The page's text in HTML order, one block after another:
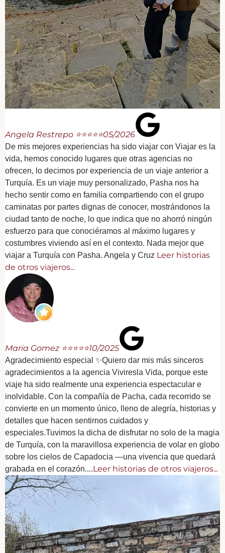
Angela Restrepo ⭐⭐⭐⭐⭐05/2026
De mis mejores experiencias ha sido viajar con Viajar es la
vida, hemos conocido lugares que otras agencias no
ofrecen, lo decimos por experiencia de un viaje anterior a
Turquía. Es un viaje muy personalizado, Pasha nos ha
hecho sentir como en familia compartiendo con el grupo
caminatas por partes dignas de conocer, mostrándonos la
ciudad tanto de noche, lo que indica que no ahorró ningún
esfuerzo para que conociéramos al máximo lugares y
costumbres viviendo así en el contexto. Nada mejor que
viajar a Turquía con Pasha. Angela y Cruz Leer historias
de otros viajeros...
Maria Gomez ⭐⭐⭐⭐⭐10/2025
Agradecimiento especial ✨Quiero dar mis más sinceros
agradecimientos a la agencia Viviresla Vida, porque este
viaje ha sido realmente una experiencia espectacular e
inolvidable. Con la compañía de Pacha, cada recorrido se
convierte en un momento único, lleno de alegría, historias y
detalles que hacen sentirnos cuidados y
especiales.Tuvimos la dicha de disfrutar no solo de la magia
de Turquía, con la maravillosa experiencia de volar en globo
sobre los cielos de Capadocia —una vivencia que quedará
grabada en el corazón....Leer historias de otros viajeros...